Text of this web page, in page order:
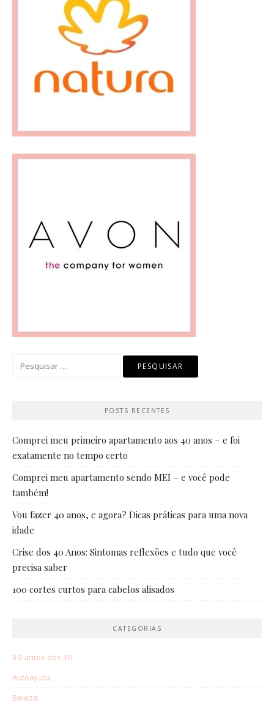
POSTS RECENTES
Comprei meu primeiro apartamento aos 40 anos – e foi
exatamente no tempo certo
Comprei meu apartamento sendo MEI – e você pode
também!
Vou fazer 40 anos, e agora? Dicas práticas para uma nova
idade
Crise dos 40 Anos: Sintomas reflexões e tudo que você
precisa saber
100 cortes curtos para cabelos alisados
CATEGORIAS
30 antes dos 30
Autoajuda
Beleza